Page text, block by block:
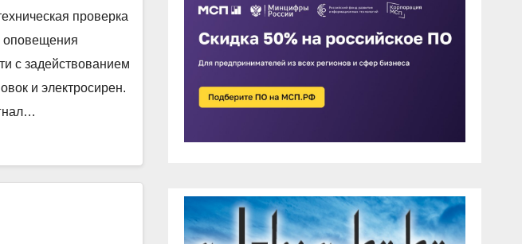
проверка
оповещения
с задействованием
и электросирен.